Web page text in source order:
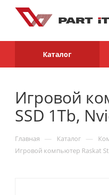
Каталог
Игровой
SSD 1Tb,
Главная — Каталог —
Игровой компьютер Raskat